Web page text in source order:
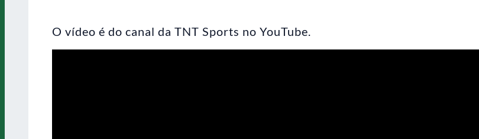
O vídeo é do canal da TNT Sports no YouTube.